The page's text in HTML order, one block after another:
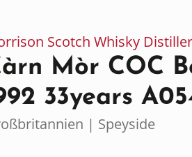
Scotch Whisky
Mòr COC
33years
| Speyside